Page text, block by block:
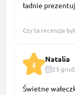
ładnie
Czy ta recenzja
5
Natalia
23
Świetne